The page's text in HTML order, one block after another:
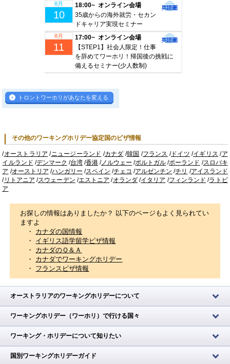
8月
10
18:00~ オンライン会場
35歳からの海外就労・セカン
ドキャリア実現セミナー
8月
11
17:00~ オンライン会場
【STEP1】社会人限定！仕事
を辞めてワーホリ！帰国後の挑戦に
備えるセミナー(少人数制)
トロントワーホリがあなたを変える
その他のワーキングホリデー協定国のビザ情報
/オーストラリア /ニュージーランド /カナダ /韓国 /フランス /ドイツ /イギリス /ア
イルランド /デンマーク /台湾/香港 /ノルウェー /ポルトガル /ポーランド /スロバキ
ア /オーストリア /ハンガリー /スペイン /チェコ /アルゼンチン /チリ /アイスランド
/リトアニア /スウェーデン /エストニア /オランダ/イタリア /フィンランド /ラトビ
ア
お探しの情報はありましたか？ 以下のページもよく見られてい
ますよ
・ カナダの国情報
・ イギリス語学留学ビザ情報
・ カナダのＱ＆Ａ
・ カナダでワーキングホリデー
・ フランスビザ情報
オーストラリアのワーキングホリデーについて
ワーキングホリデー（ワーホリ）で行ける国々
ワーキング・ホリデーについて知りたい
国別ワーキングホリデーガイド